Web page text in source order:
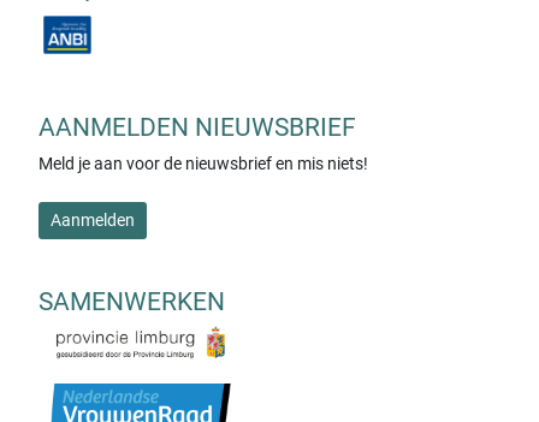
AANMELDEN NIEUWSBRIEF
Meld je aan voor de nieuwsbrief en mis niets!
Aanmelden
SAMENWERKEN